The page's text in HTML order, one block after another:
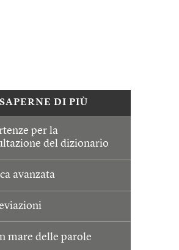
DI PIÙ
per la
del dizionario
avanzata
mare delle parole